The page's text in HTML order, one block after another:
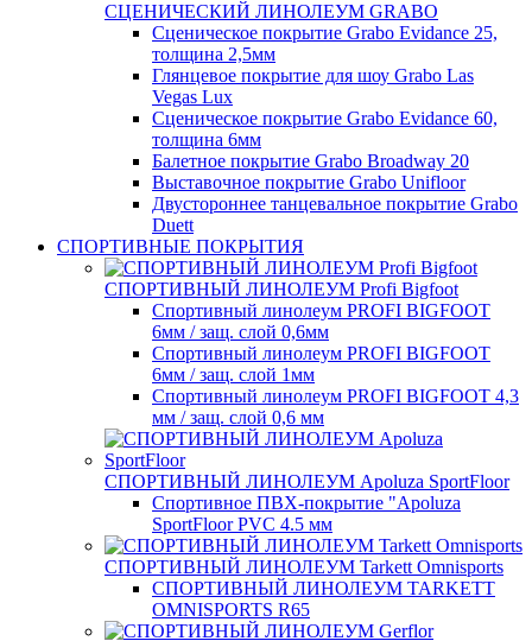
СЦЕНИЧЕСКИЙ ЛИНОЛЕУМ GRABO
Сценическое покрытие Grabo Evidance 25,
толщина 2,5мм
Глянцевое покрытие для шоу Grabo Las
Vegas Lux
Сценическое покрытие Grabo Evidance 60,
толщина 6мм
Балетное покрытие Grabo Broadway 20
Выставочное покрытие Grabo Unifloor
Двустороннее танцевальное покрытие Grabo
Duett
СПОРТИВНЫЕ ПОКРЫТИЯ
СПОРТИВНЫЙ ЛИНОЛЕУМ Profi Bigfoot
Спортивный линолеум PROFI BIGFOOT
6мм / защ. слой 0,6мм
Спортивный линолеум PROFI BIGFOOT
6мм / защ. слой 1мм
Спортивный линолеум PROFI BIGFOOT 4,3
мм / защ. слой 0,6 мм
СПОРТИВНЫЙ ЛИНОЛЕУМ Apoluza SportFloor
Спортивное ПВХ-покрытие "Apoluza
SportFloor PVC 4.5 мм
СПОРТИВНЫЙ ЛИНОЛЕУМ Tarkett Omnisports
СПОРТИВНЫЙ ЛИНОЛЕУМ TARKETT
OMNISPORTS R65